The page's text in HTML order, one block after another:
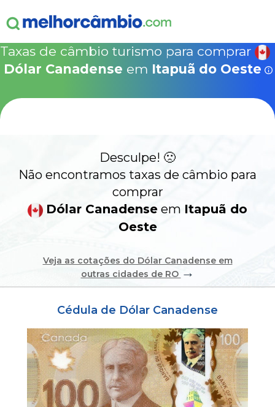
15% Seguro Viagem 15% Proteção de Bagagem
NOVA COTAÇÃO
CONTA INTERNACIONAL NOVO
Acesse sua conta:
BROKER DE OFERTAS
ou cadastre-se se ainda não tem registro:
Taxas de câmbio turismo para comprar
Dólar Canadense em Itapuã do Oeste
Desculpe! 🙁
Não encontramos taxas de câmbio para
comprar
Dólar Canadense em Itapuã do
Oeste
Veja as cotações do Dólar Canadense em
outras cidades de RO →
Cédula de Dólar Canadense